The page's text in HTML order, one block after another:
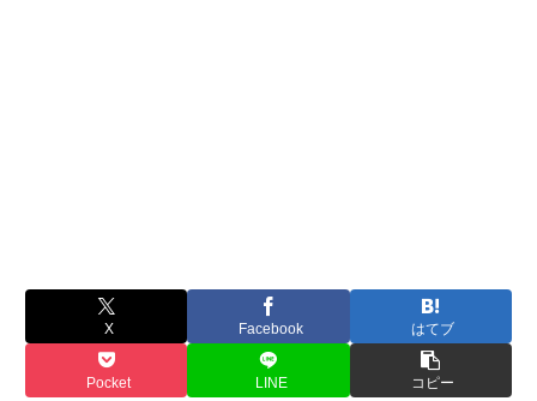
X Facebook はてブ
Pocket LINE コピー